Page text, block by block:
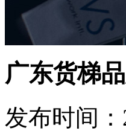
广东货梯
发布时间：